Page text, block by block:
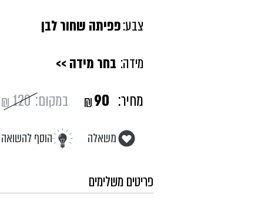
פפיתה שחור לבןצבע:
בחר מידה >> מידה:
₪120 במקום: ₪90 מחיר:
הוסף להשואה משאלה
פריטים משלימים